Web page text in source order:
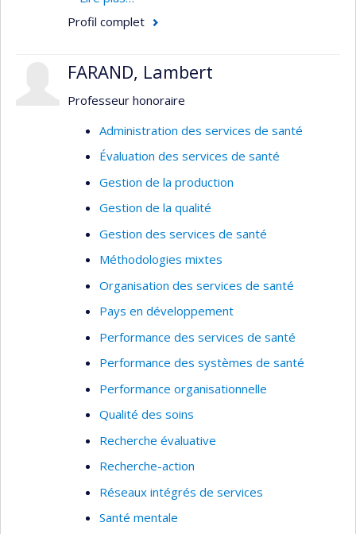
organisationnel
Gestion administrative et développement
d’affaires
Gestion en contexte international et
interculturel
Coaching de carrière
Secteurs d'intervention
Santé publique (public et privé)
Institutions universitaires
Projets d’assistance technique et de
coopération internationale
Gouvernance publique
PME et commerces de détail
Organisations sans but lucratif
Profil complet
FARAND, Lambert
Professeur honoraire
Administration des services de santé
Évaluation des services de santé
Gestion de la production
Gestion de la qualité
Gestion des services de santé
Méthodologies mixtes
Organisation des services de santé
Pays en développement
Performance des services de santé
Performance des systèmes de santé
Performance organisationnelle
Qualité des soins
Recherche évaluative
Recherche-action
Réseaux intégrés de services
Santé mentale